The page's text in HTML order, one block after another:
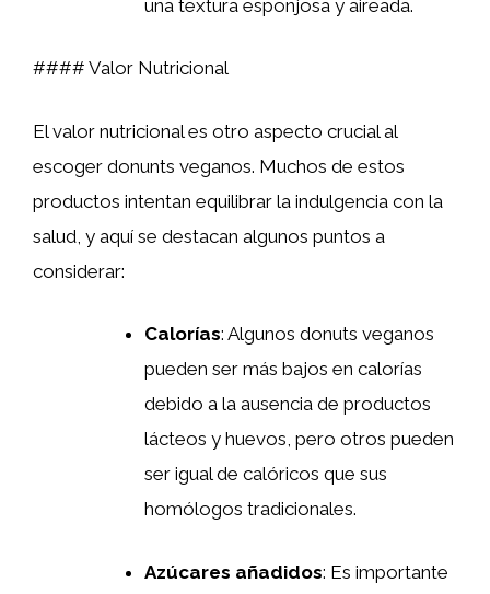
una textura esponjosa y aireada.
#### Valor Nutricional
El valor nutricional es otro aspecto crucial al
escoger donunts veganos. Muchos de estos
productos intentan equilibrar la indulgencia con la
salud, y aquí se destacan algunos puntos a
considerar:
Calorías: Algunos donuts veganos
pueden ser más bajos en calorías
debido a la ausencia de productos
lácteos y huevos, pero otros pueden
ser igual de calóricos que sus
homólogos tradicionales.
Azúcares añadidos: Es importante